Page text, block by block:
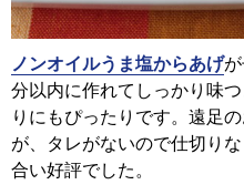
ノンオイルうま塩からあげ
分以内に作れてしっかり味
りにもぴったりです。遠足
が、タレがないので仕切り
合い好評でした。